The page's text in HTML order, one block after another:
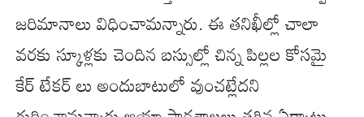
జరిమానాలు విధించామన్నారు. ఈ తనిఖీల్లో చాలా
వరకు స్కూళ్లకు చెందిన బస్సుల్లో చిన్న పిల్లల కోసమై
కేర్ టేకర్ లు అందుబాటులో వుంచట్లేదని